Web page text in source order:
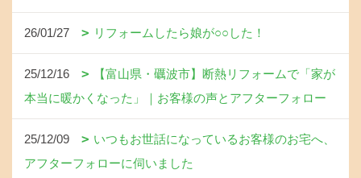
26/01/27 リフォームしたら娘が○○した！
25/12/16
【富山県・礪波市】断熱リフォームで「家が
本当に暖かくなった」｜お客様の声とアフターフォロー
25/12/09
いつもお世話になっているお客様のお宅へ、
アフターフォローに伺いました